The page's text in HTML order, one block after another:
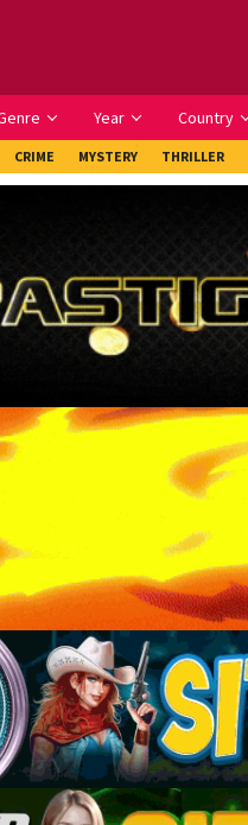
Year Country
CRIME MYSTERY THRILLER